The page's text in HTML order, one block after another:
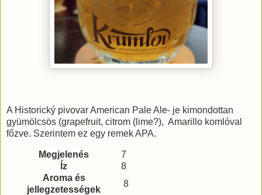
A Historický pivovar American Pale Ale- je kimondottan
gyümölcsös (grapefruit, citrom (lime?), Amarillo komlóval
főzve. Szerintem ez egy remek APA.
Megjelenés
7
Íz
8
Aroma és
jellegzetességek
8